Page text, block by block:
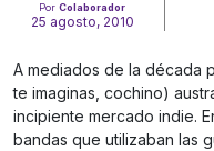
PorColaborador
25 agosto, 2010
A mediados de la década
te imaginas, cochino)
incipiente mercado indie.
bandas que utilizaban las